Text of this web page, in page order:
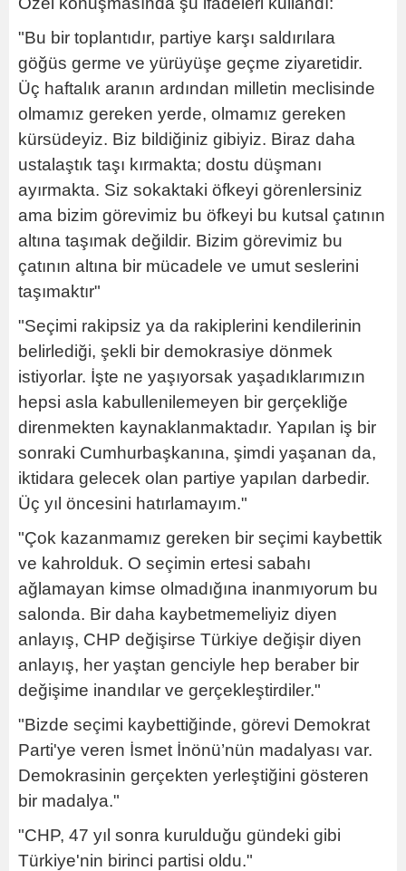
"Bu bir toplantıdır, partiye karşı saldırılara
göğüs germe ve yürüyüşe geçme ziyaretidir.
Üç haftalık aranın ardından milletin meclisinde
olmamız gereken yerde, olmamız gereken
kürsüdeyiz. Biz bildiğiniz gibiyiz. Biraz daha
ustalaştık taşı kırmakta; dostu düşmanı
ayırmakta. Siz sokaktaki öfkeyi görenlersiniz
ama bizim görevimiz bu öfkeyi bu kutsal çatının
altına taşımak değildir. Bizim görevimiz bu
çatının altına bir mücadele ve umut seslerini
taşımaktır"
"Seçimi rakipsiz ya da rakiplerini kendilerinin
belirlediği, şekli bir demokrasiye dönmek
istiyorlar. İşte ne yaşıyorsak yaşadıklarımızın
hepsi asla kabullenilemeyen bir gerçekliğe
direnmekten kaynaklanmaktadır. Yapılan iş bir
sonraki Cumhurbaşkanına, şimdi yaşanan da,
iktidara gelecek olan partiye yapılan darbedir.
Üç yıl öncesini hatırlamayım."
"Çok kazanmamız gereken bir seçimi kaybettik
ve kahrolduk. O seçimin ertesi sabahı
ağlamayan kimse olmadığına inanmıyorum bu
salonda. Bir daha kaybetmemeliyiz diyen
anlayış, CHP değişirse Türkiye değişir diyen
anlayış, her yaştan genciyle hep beraber bir
değişime inandılar ve gerçekleştirdiler."
"Bizde seçimi kaybettiğinde, görevi Demokrat
Parti'ye veren İsmet İnönü’nün madalyası var.
Demokrasinin gerçekten yerleştiğini gösteren
bir madalya."
"CHP, 47 yıl sonra kurulduğu gündeki gibi
Türkiye'nin birinci partisi oldu."